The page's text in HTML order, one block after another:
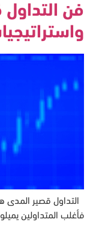
فن
التداول قصير المدى
فأغلب المتداولين